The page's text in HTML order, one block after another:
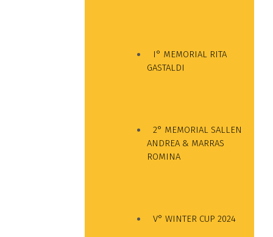
I° MEMORIAL RITA
GASTALDI
2° MEMORIAL SALLEN
ANDREA & MARRAS
ROMINA
V° WINTER CUP 2024